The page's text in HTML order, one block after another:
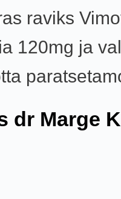
raviks
120mg ja
dr Marge